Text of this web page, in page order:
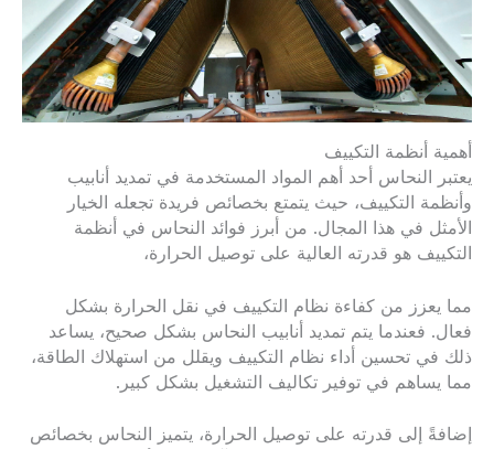
أهمية أنظمة التكييف
يعتبر النحاس أحد أهم المواد المستخدمة في تمديد أنابيب
وأنظمة التكييف، حيث يتمتع بخصائص فريدة تجعله الخيار
الأمثل في هذا المجال. من أبرز فوائد النحاس في أنظمة
التكييف هو قدرته العالية على توصيل الحرارة،
مما يعزز من كفاءة نظام التكييف في نقل الحرارة بشكل
فعال. فعندما يتم تمديد أنابيب النحاس بشكل صحيح، يساعد
ذلك في تحسين أداء نظام التكييف ويقلل من استهلاك الطاقة،
مما يساهم في توفير تكاليف التشغيل بشكل كبير.
إضافةً إلى قدرته على توصيل الحرارة، يتميز النحاس بخصائص